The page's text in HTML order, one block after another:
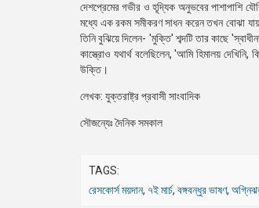
দেশপ্রেমের গভীর ও হূদ্যিক অনুভবের পাশাপাশি
মধ্যে এক রকম সমীকরণ সাধন করেন তখন বোঝা যায়;
তিনি বুঝিয়ে দিলেন- 'মুক্তি' শব্দটি তার কাছে
কাস্ত্রোও যথার্থ বলেছিলেন, 'আমি হিমালয়
উক্তি।
লেখক: যুক্তরাষ্ট্র প্রবাসী সাংবাদিক
সৌজন্যেঃ দৈনিক সমকাল
TAGS:
রেসকোর্স ময়দান, ৭ই মার্চ, বঙ্গবন্ধুর ভাষণ,